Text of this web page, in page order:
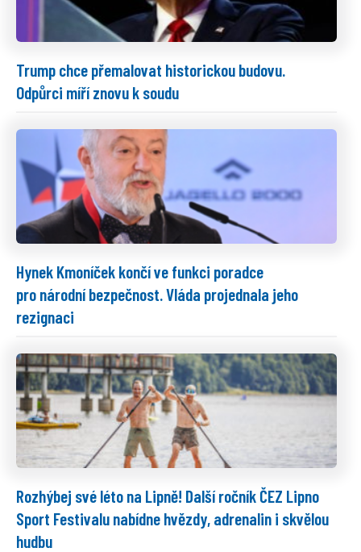
Trump chce přemalovat historickou budovu.
Odpůrci míří znovu k soudu
Hynek Kmoníček končí ve funkci poradce
pro národní bezpečnost. Vláda projednala jeho
rezignaci
Rozhýbej své léto na Lipně! Další ročník ČEZ Lipno
Sport Festivalu nabídne hvězdy, adrenalin i skvělou
hudbu